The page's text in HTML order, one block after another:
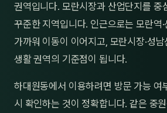
권역입니다. 모란시장과 산업단지를 중
꾸준한 지역입니다. 인근으로는 모란역·
가까워 이동이 이어지고, 모란시장·성
생활 권역의 기준점이 됩니다.
하대원동에서 이용하려면 방문 가능 여
시 확인하는 것이 정확합니다. 같은 중